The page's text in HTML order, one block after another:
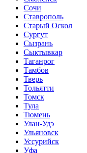
Сочи
Ставрополь
Старый Оскол
Сургут
Сызрань
Сыктывкар
Таганрог
Тамбов
Тверь
Тольятти
Томск
Тула
Тюмень
Улан-Удэ
Ульяновск
Уссурийск
Уфа